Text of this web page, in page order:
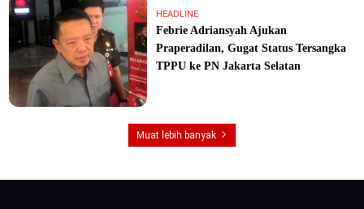
HEADLINE
Febrie Adriansyah Ajukan
Praperadilan, Gugat Status Tersangka
TPPU ke PN Jakarta Selatan
Muat lebih banyak